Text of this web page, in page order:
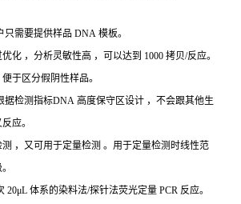
需要提供样品 DNA 模板。
化 ，分析灵敏性高 ，可以达到 1000 拷贝/反应。
于区分假阴性样品。
检测指标DNA 高度保守区设计 ，不会跟其他生
应。
，又可用于定量检测 。用于定量检测时线性范
体系的染料法/探针法荧光定量 PCR 反应。